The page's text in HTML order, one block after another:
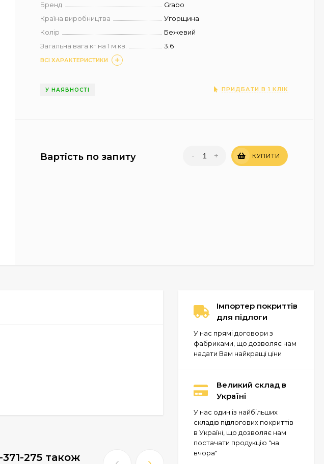
Бренд
Grabo
Країна виробництва
Угорщина
Колір
Бежевий
Загальна вага кг на 1 м.кв.
3.6
ВСІ ХАРАКТЕРИСТИКИ
У НАЯВНОСТІ ПРИДБАТИ В 1 КЛІК
Вартість по запиту - + КУПИТИ
275 також
Імпортер покриттів
для підлоги
У нас прямі договори з
фабриками, що дозволяє нам
надати Вам найкращі ціни
Великий склад в
Україні
У нас один із найбільших
складів підлогових покриттів
в Україні, що дозволяє нам
постачати продукцію "на
вчора"